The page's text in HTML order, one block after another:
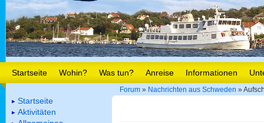
Startseite Wohin? Was tun? Anreise Informationen
Forum » Nachrichten aus Schweden »
Startseite
Aktivitäten